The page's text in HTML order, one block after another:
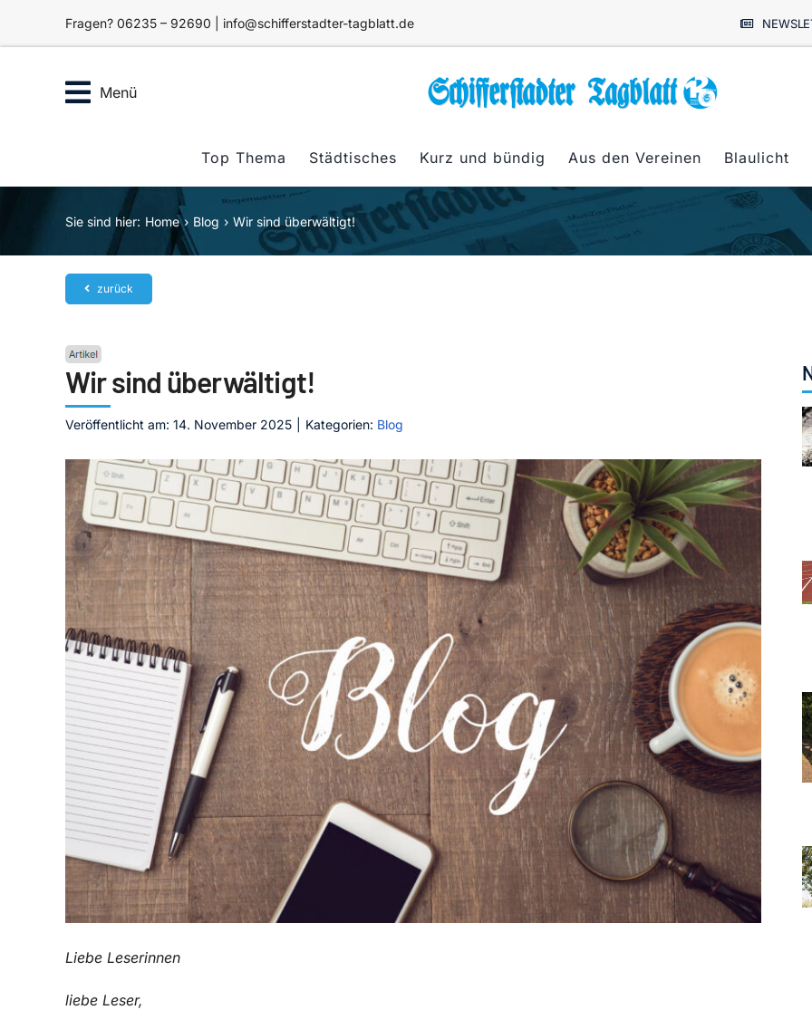
Fragen? 06235 – 92690 | info@schifferstadter-tagblatt.de
Menü
Top Thema Städtisches Kurz und bündig Aus den Vereinen Blaulicht
Sie sind hier: Home Blog Wir sind überwältigt!
zurück
Wir sind überwältigt!
Veröffentlicht am: 14. November 2025 Kategorien: Blog
Liebe Leserinnen
liebe Leser,